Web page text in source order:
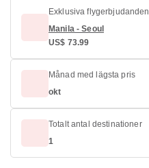
Exklusiva flygerbjudanden
Manila - Seoul
US$ 73.99
Månad med lägsta pris
okt
Totalt antal destinationer
1